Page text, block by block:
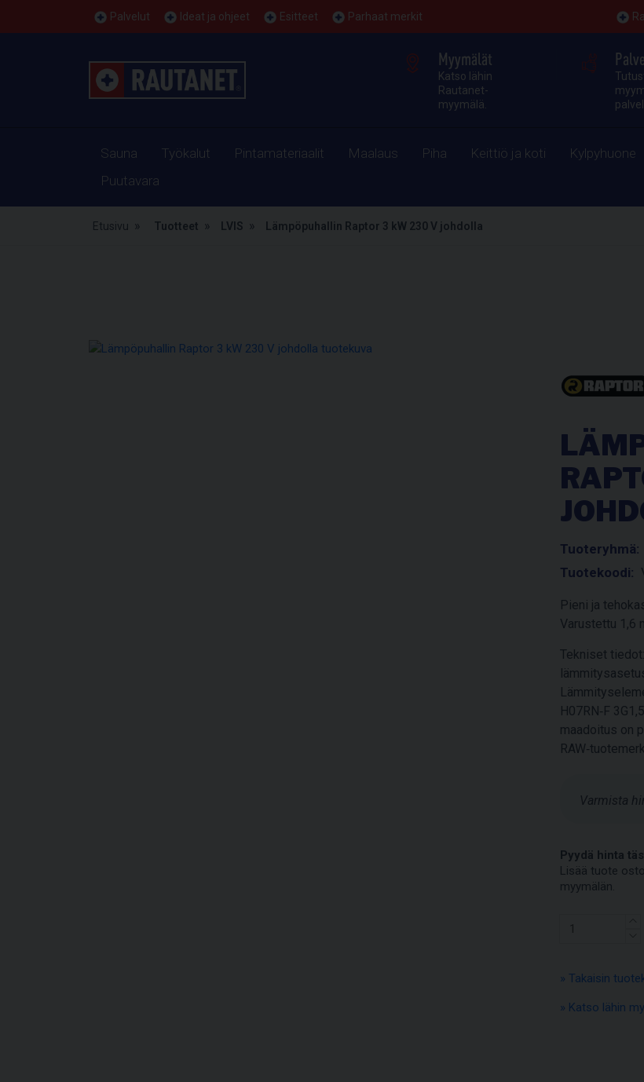
Palvelut Ideat ja ohjeet Esitteet Parhaat merkit
Myymälät
Katso lähin
Rautanet-
myymälä.
Sauna Työkalut Pintamateriaalit Maalaus Piha Keittiö ja koti Kylpyhuone
Puutavara
Etusivu Tuotteet LVIS Lämpöpuhallin Raptor 3 kW 230 V johdolla
Tuoteryhmä:
Tuotekoodi:
Pieni ja
Varustettu 1,6
Tekniset
H07RN‑F
maadoitus on
Varmista
Pyydä hinta
Lisää tuote
myymälän.
» Takaisin
» Katso lähin